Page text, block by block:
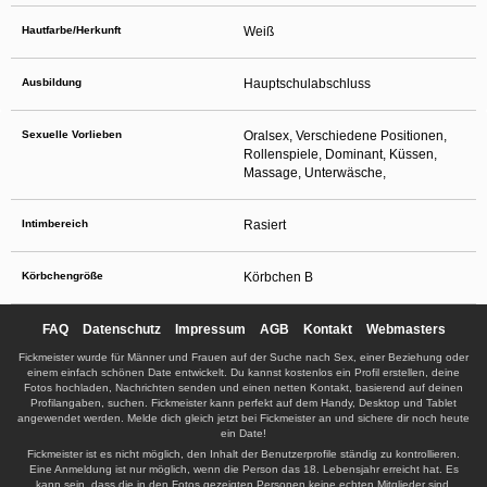
Hautfarbe/Herkunft Weiß
Ausbildung Hauptschulabschluss
Sexuelle Vorlieben
Oralsex, Verschiedene Positionen,
Rollenspiele, Dominant, Küssen,
Massage, Unterwäsche,
Intimbereich Rasiert
Körbchengröße Körbchen B
FAQ Datenschutz Impressum AGB Kontakt Webmasters
Fickmeister wurde für Männer und Frauen auf der Suche nach Sex, einer Beziehung oder
einem einfach schönen Date entwickelt. Du kannst kostenlos ein Profil erstellen, deine
Fotos hochladen, Nachrichten senden und einen netten Kontakt, basierend auf deinen
Profilangaben, suchen. Fickmeister kann perfekt auf dem Handy, Desktop und Tablet
angewendet werden. Melde dich gleich jetzt bei Fickmeister an und sichere dir noch heute
ein Date!
Fickmeister ist es nicht möglich, den Inhalt der Benutzerprofile ständig zu kontrollieren.
Eine Anmeldung ist nur möglich, wenn die Person das 18. Lebensjahr erreicht hat. Es
kann sein, dass die in den Fotos gezeigten Personen keine echten Mitglieder sind.